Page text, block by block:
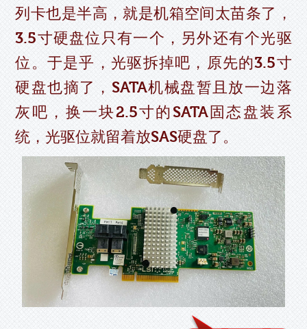
列卡也是半高，就是机箱空间太苗条了，
3.5寸硬盘位只有一个，另外还有个光驱
位。于是乎，光驱拆掉吧，原先的3.5寸
硬盘也摘了，SATA机械盘暂且放一边落
灰吧，换一块2.5寸的SATA固态盘装系
统，光驱位就留着放SAS硬盘了。